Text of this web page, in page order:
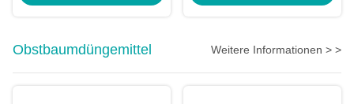
Obstbaumdüngemittel Weitere Informationen > >